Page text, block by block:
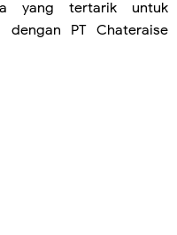
yang tertarik untuk
dengan PT Chateraise